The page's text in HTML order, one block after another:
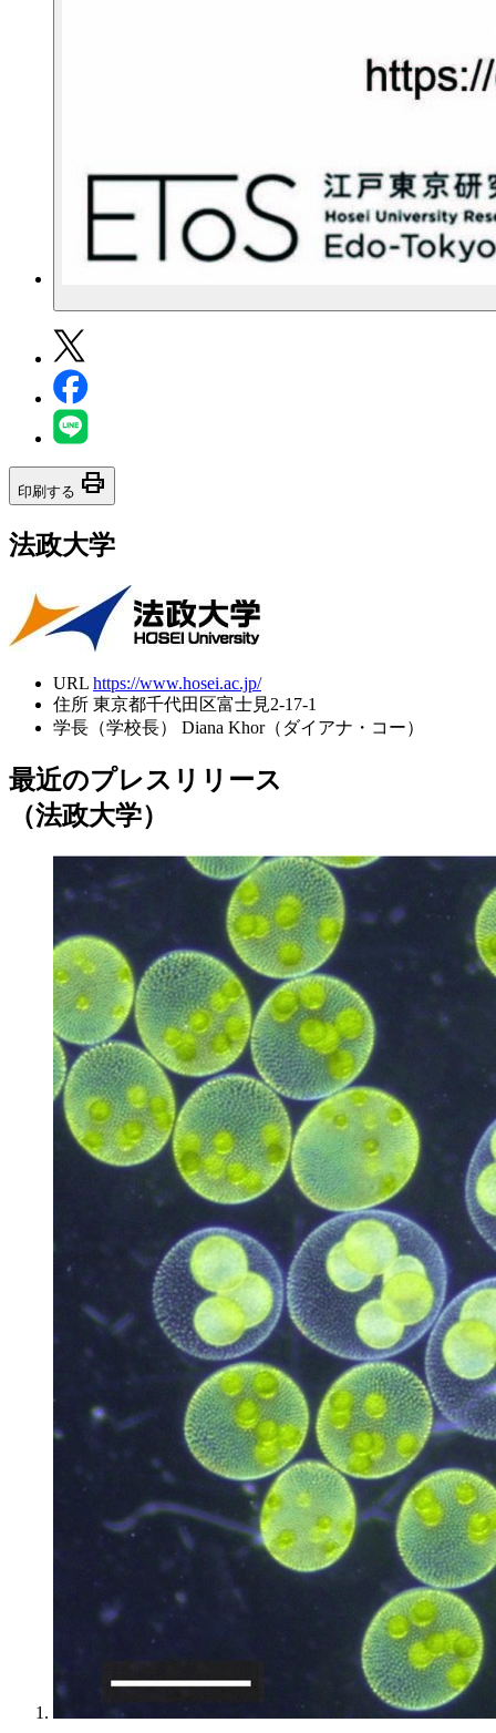
印刷する print
法政大学
URL https://www.hosei.ac.jp/
住所 東京都千代田区富士見2-17-1
学長（学校長）
Diana Khor（ダイアナ・コー）
最近のプレスリリース
（法政大学）